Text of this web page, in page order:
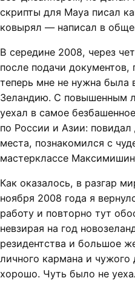
скрипты для Maya писал
ковырял — написал в
В середине 2008, через
после подачи
теперь мне не нужна была
Зеландию. С повышенным
уехал в самое
по России и Азии:
места, познакомился с
мастерклассе
Как оказалось, в разгар
ноября 2008 года я
работу и повторно тут
невзирая на год
резидентства и большое
личного кармана и
хорошо. Чуть было не